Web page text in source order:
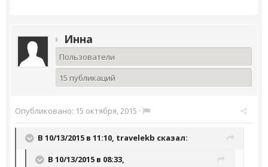
Инна
Пользователи
15 публикаций
Опубликовано: 15 октября, 2015 ·
В 10/13/2015 в 11:10, travelekb сказал:
В 10/13/2015 в 08:33,